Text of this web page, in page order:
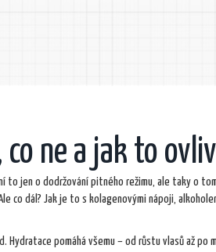
co ne a jak to
to jen o dodržování pitného režimu, ale taky o
co dál? Jak je to s kolagenovými nápoji,
pomáhá všemu – od růstu vlasů až po